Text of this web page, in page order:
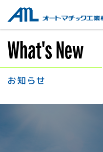
What's New
お知らせ